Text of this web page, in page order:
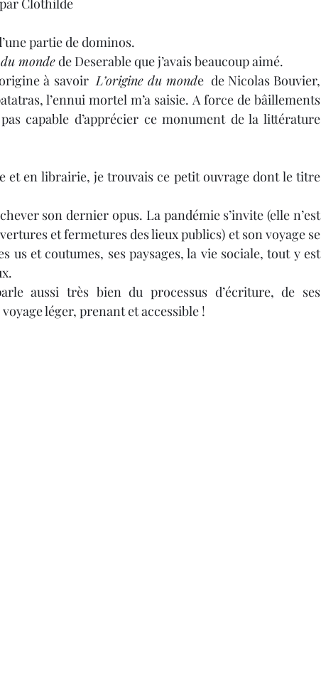
Clothilde
partie de dominos.
monde de Deserable que j’avais beaucoup aimé.
à savoir L’origine du monde  de Nicolas Bouvier,
l’ennui mortel m’a saisie. A force de bâillements
capable d’apprécier ce monument de la littérature
et en librairie, je trouvais ce petit ouvrage dont le titre
son dernier opus. La pandémie s’invite (elle n’est
et fermetures des lieux publics) et son voyage se
us et coutumes, ses paysages, la vie sociale, tout y est
aussi très bien du processus d’écriture, de ses
léger, prenant et accessible !